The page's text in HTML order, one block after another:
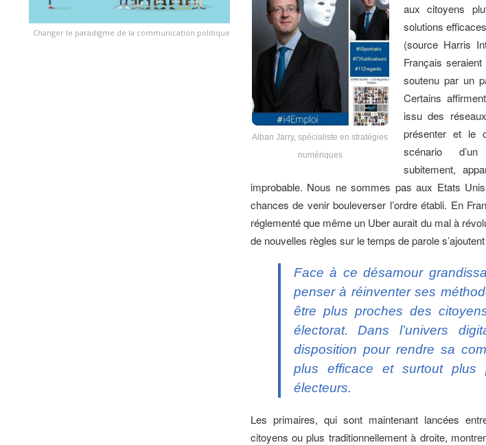
Changer le paradigme de la communication politique
Alban Jarry, spécialiste en stratégies
numériques
aux citoyens
solutions
(source Harris
Français
soutenu par un
Certains
issu des
présenter et le
scénario
subitement,
improbable. Nous ne sommes pas aux Etats
chances de venir bouleverser l’ordre établi. En
réglementé que même un Uber aurait du mal à
de nouvelles règles sur le temps de parole
Face à ce désamour
penser à réinventer ses
être plus proches des
électorat. Dans l’univers
disposition pour rendre sa
plus efficace et surtout plus
électeurs.
Les primaires, qui sont maintenant lancées
citoyens ou plus traditionnellement à droite,